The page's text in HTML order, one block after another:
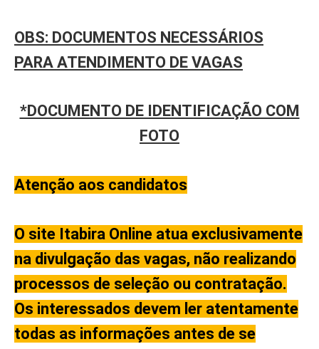
OBS: DOCUMENTOS NECESSÁRIOS
PARA ATENDIMENTO DE VAGAS
*DOCUMENTO DE IDENTIFICAÇÃO COM
FOTO
Atenção aos candidatos
O site Itabira Online atua exclusivamente
na divulgação das vagas, não realizando
processos de seleção ou contratação.
Os interessados devem ler atentamente
todas as informações antes de se